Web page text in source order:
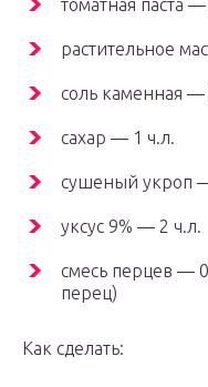
томатная паста
растительное
соль каменная —
сахар — 1 ч.л.
сушеный укроп
уксус 9% — 2 ч.л.
смесь перцев —
перец)
Как сделать: